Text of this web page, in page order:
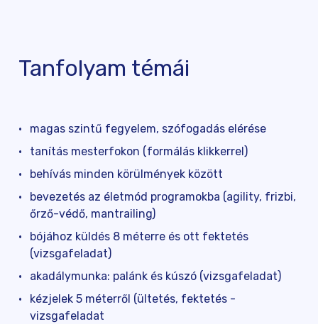
Tanfolyam témái
magas szintű fegyelem, szófogadás elérése
tanítás mesterfokon (formálás klikkerrel)
behívás minden körülmények között
bevezetés az életmód programokba (agility, frizbi,
őrző-védő, mantrailing)
bójához küldés 8 méterre és ott fektetés
(vizsgafeladat)
akadálymunka: palánk és kúszó (vizsgafeladat)
kézjelek 5 méterről (ültetés, fektetés -
vizsgafeladat